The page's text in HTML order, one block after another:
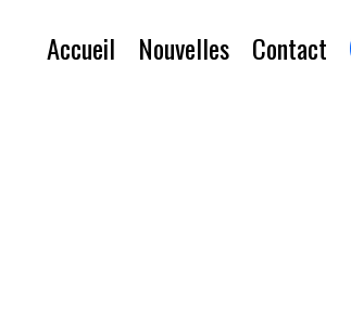
Accueil Nouvelles Contact